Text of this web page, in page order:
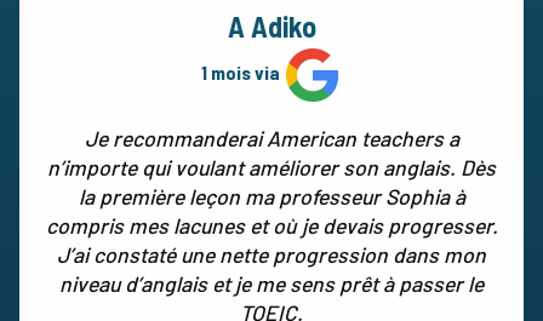
A Adiko
1 mois via
Je recommanderai American teachers a
n’importe qui voulant améliorer son anglais. Dès
la première leçon ma professeur Sophia à
compris mes lacunes et où je devais progresser.
J’ai constaté une nette progression dans mon
niveau d’anglais et je me sens prêt à passer le
TOEIC.